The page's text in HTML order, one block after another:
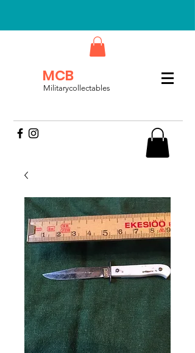
MCB
Militarycollectables